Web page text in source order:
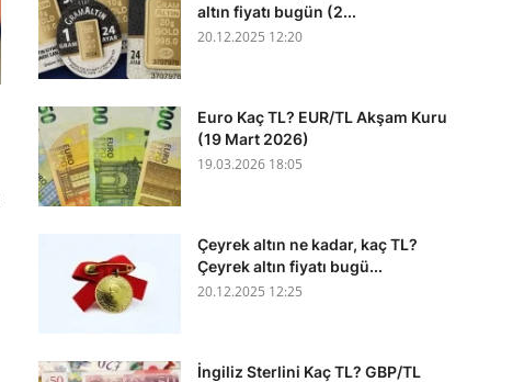
altın fiyatı bugün (2...
20.12.2025 12:20
Euro Kaç TL? EUR/TL Akşam Kuru
(19 Mart 2026)
19.03.2026 18:05
Çeyrek altın ne kadar, kaç TL?
Çeyrek altın fiyatı bugü...
20.12.2025 12:25
İngiliz Sterlini Kaç TL? GBP/TL